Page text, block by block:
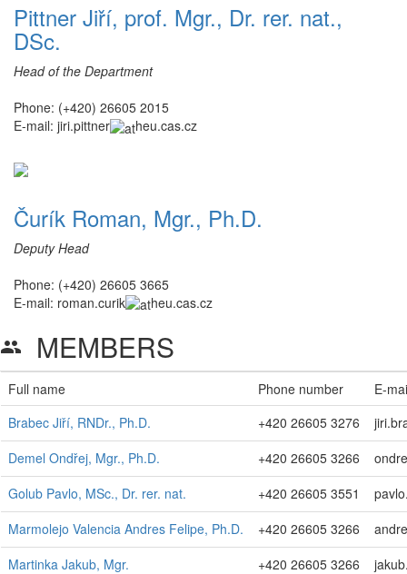
Pittner Jiří, prof. Mgr., Dr. rer. nat.,
DSc.
Head of the Department
Phone: (+420) 26605 2015
E-mail: jiri.pittner heu.cas.cz
Čurík Roman, Mgr., Ph.D.
Deputy Head
Phone: (+420) 26605 3665
E-mail: roman.curik heu.cas.cz
group MEMBERS
Full name Phone number
E-
Brabec Jiří, RNDr., Ph.D.
+420 26605 3276
Demel Ondřej, Mgr., Ph.D.
+420 26605 3266
Golub Pavlo, MSc., Dr. rer. nat.
+420 26605 3551
Marmolejo Valencia Andres Felipe, Ph.D.
+420 26605 3266
Martinka Jakub, Mgr.
+420 26605 3266